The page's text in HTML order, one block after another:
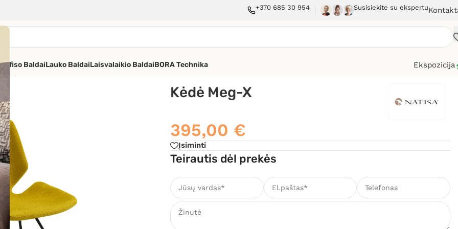
+370 685 30 954 Susisiekite su ekspertu
Ofiso BaldaiLauko BaldaiLaisvalaikio BaldaiBORA Technika
Ekspozicija
Kėdė Meg-X
395,00 €
Įsiminti
Teirautis dėl prekės